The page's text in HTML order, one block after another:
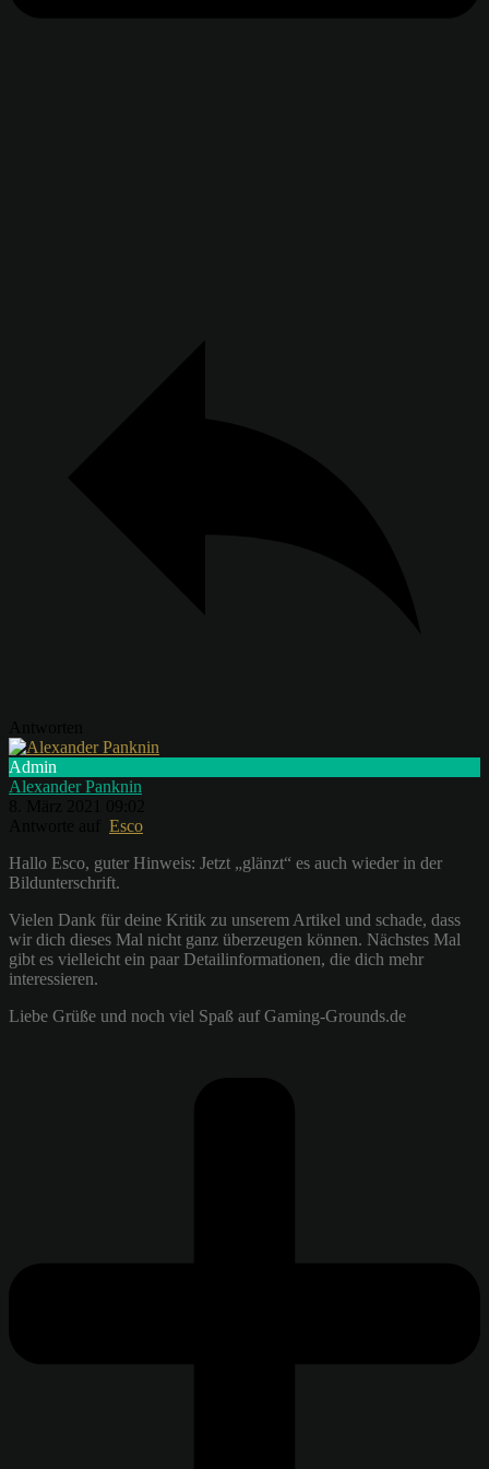
Admin
Alexander Panknin
Esco
Hallo Esco, guter Hinweis: Jetzt „glänzt“ es auch wieder in der
Bildunterschrift.
Vielen Dank für deine Kritik zu unserem Artikel und schade, dass
wir dich dieses Mal nicht ganz überzeugen können. Nächstes Mal
gibt es vielleicht ein paar Detailinformationen, die dich mehr
interessieren.
Liebe Grüße und noch viel Spaß auf Gaming-Grounds.de